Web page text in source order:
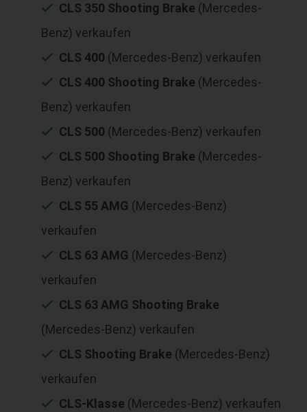
CLS 350 Shooting Brake (Mercedes-
Benz) verkaufen
CLS 400 (Mercedes-Benz) verkaufen
CLS 400 Shooting Brake (Mercedes-
Benz) verkaufen
CLS 500 (Mercedes-Benz) verkaufen
CLS 500 Shooting Brake (Mercedes-
Benz) verkaufen
CLS 55 AMG (Mercedes-Benz)
verkaufen
CLS 63 AMG (Mercedes-Benz)
verkaufen
CLS 63 AMG Shooting Brake
(Mercedes-Benz) verkaufen
CLS Shooting Brake (Mercedes-Benz)
verkaufen
CLS-Klasse (Mercedes-Benz) verkaufen